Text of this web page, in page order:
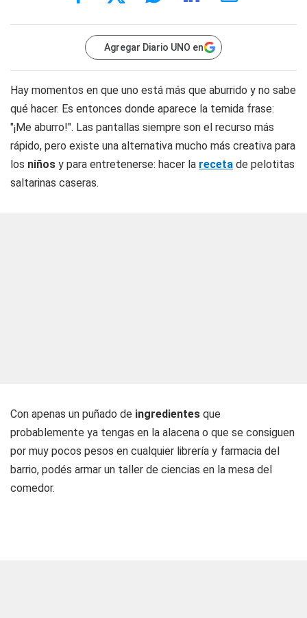
Agregar Diario UNO en
Hay momentos en que uno está más que aburrido y no sabe
qué hacer. Es entonces donde aparece la temida frase:
"¡Me aburro!". Las pantallas siempre son el recurso más
rápido, pero existe una alternativa mucho más creativa para
los niños y para entretenerse: hacer la receta de pelotitas
saltarinas caseras.
Con apenas un puñado de ingredientes que
probablemente ya tengas en la alacena o que se consiguen
por muy pocos pesos en cualquier librería y farmacia del
barrio, podés armar un taller de ciencias en la mesa del
comedor.